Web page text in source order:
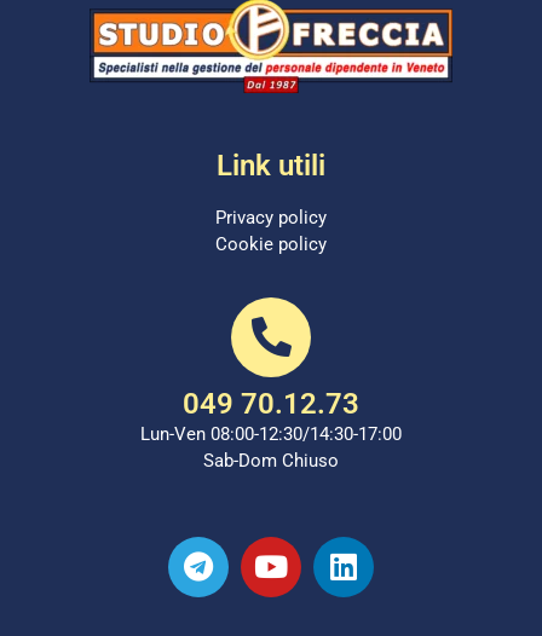
Link utili
Privacy policy
Cookie policy
049 70.12.73
Lun-Ven 08:00-12:30/14:30-17:00
Sab-Dom Chiuso